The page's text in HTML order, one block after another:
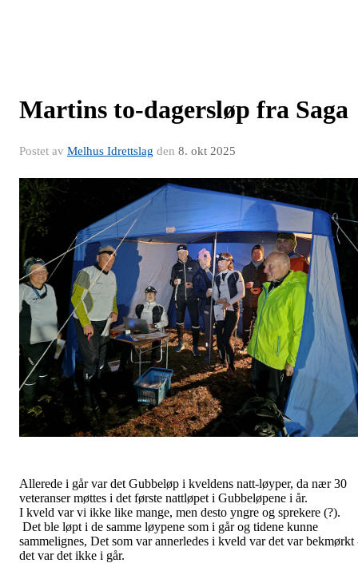
Martins to-dagersløp fra Saga
Postet av Melhus Idrettslag den 8. okt 2025
Allerede i går var det Gubbeløp i kveldens natt-løyper, da nær 30
veteranser møttes i det første nattløpet i Gubbeløpene i år.
I kveld var vi ikke like mange, men desto yngre og sprekere (?).
Det ble løpt i de samme løypene som i går og tidene kunne
sammelignes, Det som var annerledes i kveld var det var bekmørkt
det var det ikke i går.